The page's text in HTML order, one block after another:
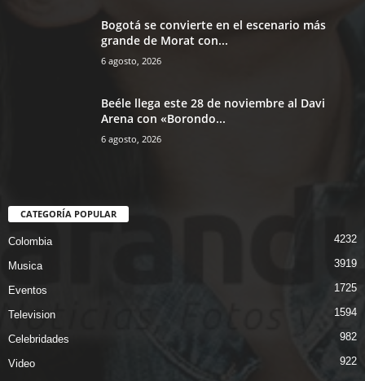
Bogotá se convierte en el escenario más
grande de Morat con...
6 agosto, 2026
Beéle llega este 28 de noviembre al Davi
Arena con «Borondo...
6 agosto, 2026
CATEGORÍA POPULAR
Colombia 4232
Musica 3919
Eventos 1725
Television 1594
Celebridades 982
Video
922